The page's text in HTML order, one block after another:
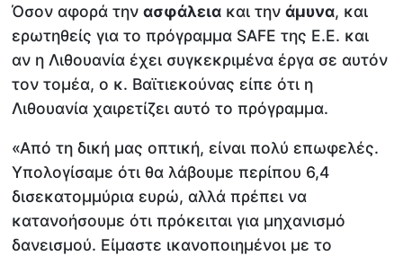
Όσον αφορά τηνασφάλεια και τηνάμυνα, και
ερωτηθείς για το πρόγραμμα SAFE της Ε.Ε. και
αν η Λιθουανία έχει συγκεκριμένα έργα σε αυτόν
τον τομέα, ο κ. Βαϊτιεκούνας είπε ότι η
Λιθουανία χαιρετίζει αυτό το πρόγραμμα.
«Από τη δική μας οπτική, είναι πολύ επωφελές.
Υπολογίσαμε ότι θα λάβουμε περίπου 6,4
δισεκατομμύρια ευρώ, αλλά πρέπει να
κατανοήσουμε ότι πρόκειται για μηχανισμό
δανεισμού. Είμαστε ικανοποιημένοι με το